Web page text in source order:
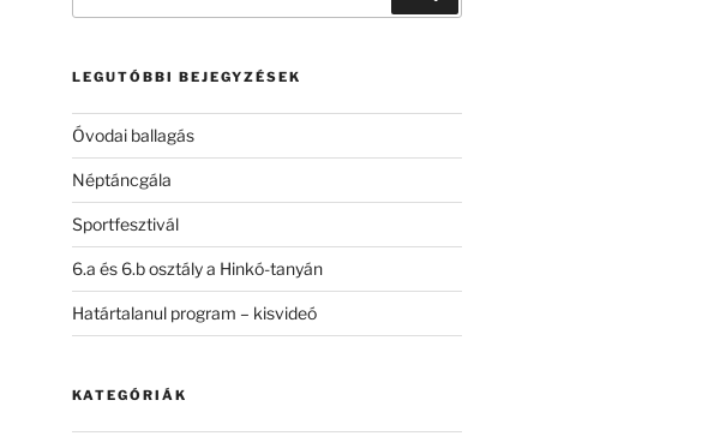
következő
LEGUTÓBBI BEJEGYZÉSEK
Óvodai ballagás
Néptáncgála
Sportfesztivál
6.a és 6.b osztály a Hinkó-tanyán
Határtalanul program – kisvideó
KATEGÓRIÁK